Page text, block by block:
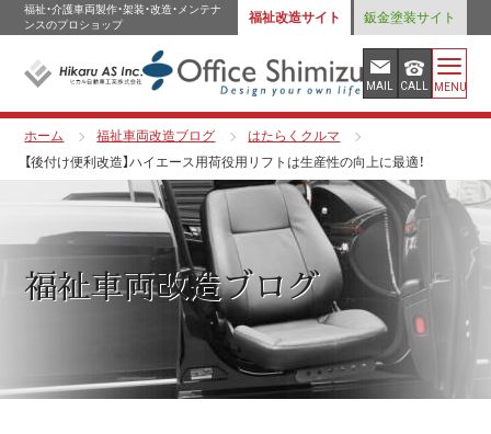
福祉・介護車両製作・架装・改造・メンテナ
ンスのプロショップ
福祉改造サイト 鈑金塗装サイト
MAIL CALL MENU
ホーム 福祉車両改造ブログ
はたらくクルマ
【後付け便利改造】ハイエース用荷役用リフトは生産性の向上に最適！
福祉車両改造ブログ